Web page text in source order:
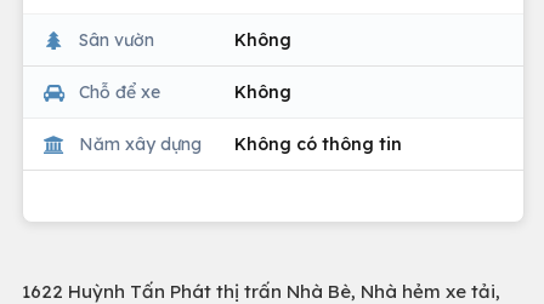
Sân vườn Không
Chỗ để xe Không
Năm xây dựng Không có thông tin
1622 Huỳnh Tấn Phát thị trấn Nhà Bè, Nhà hẻm xe tải,